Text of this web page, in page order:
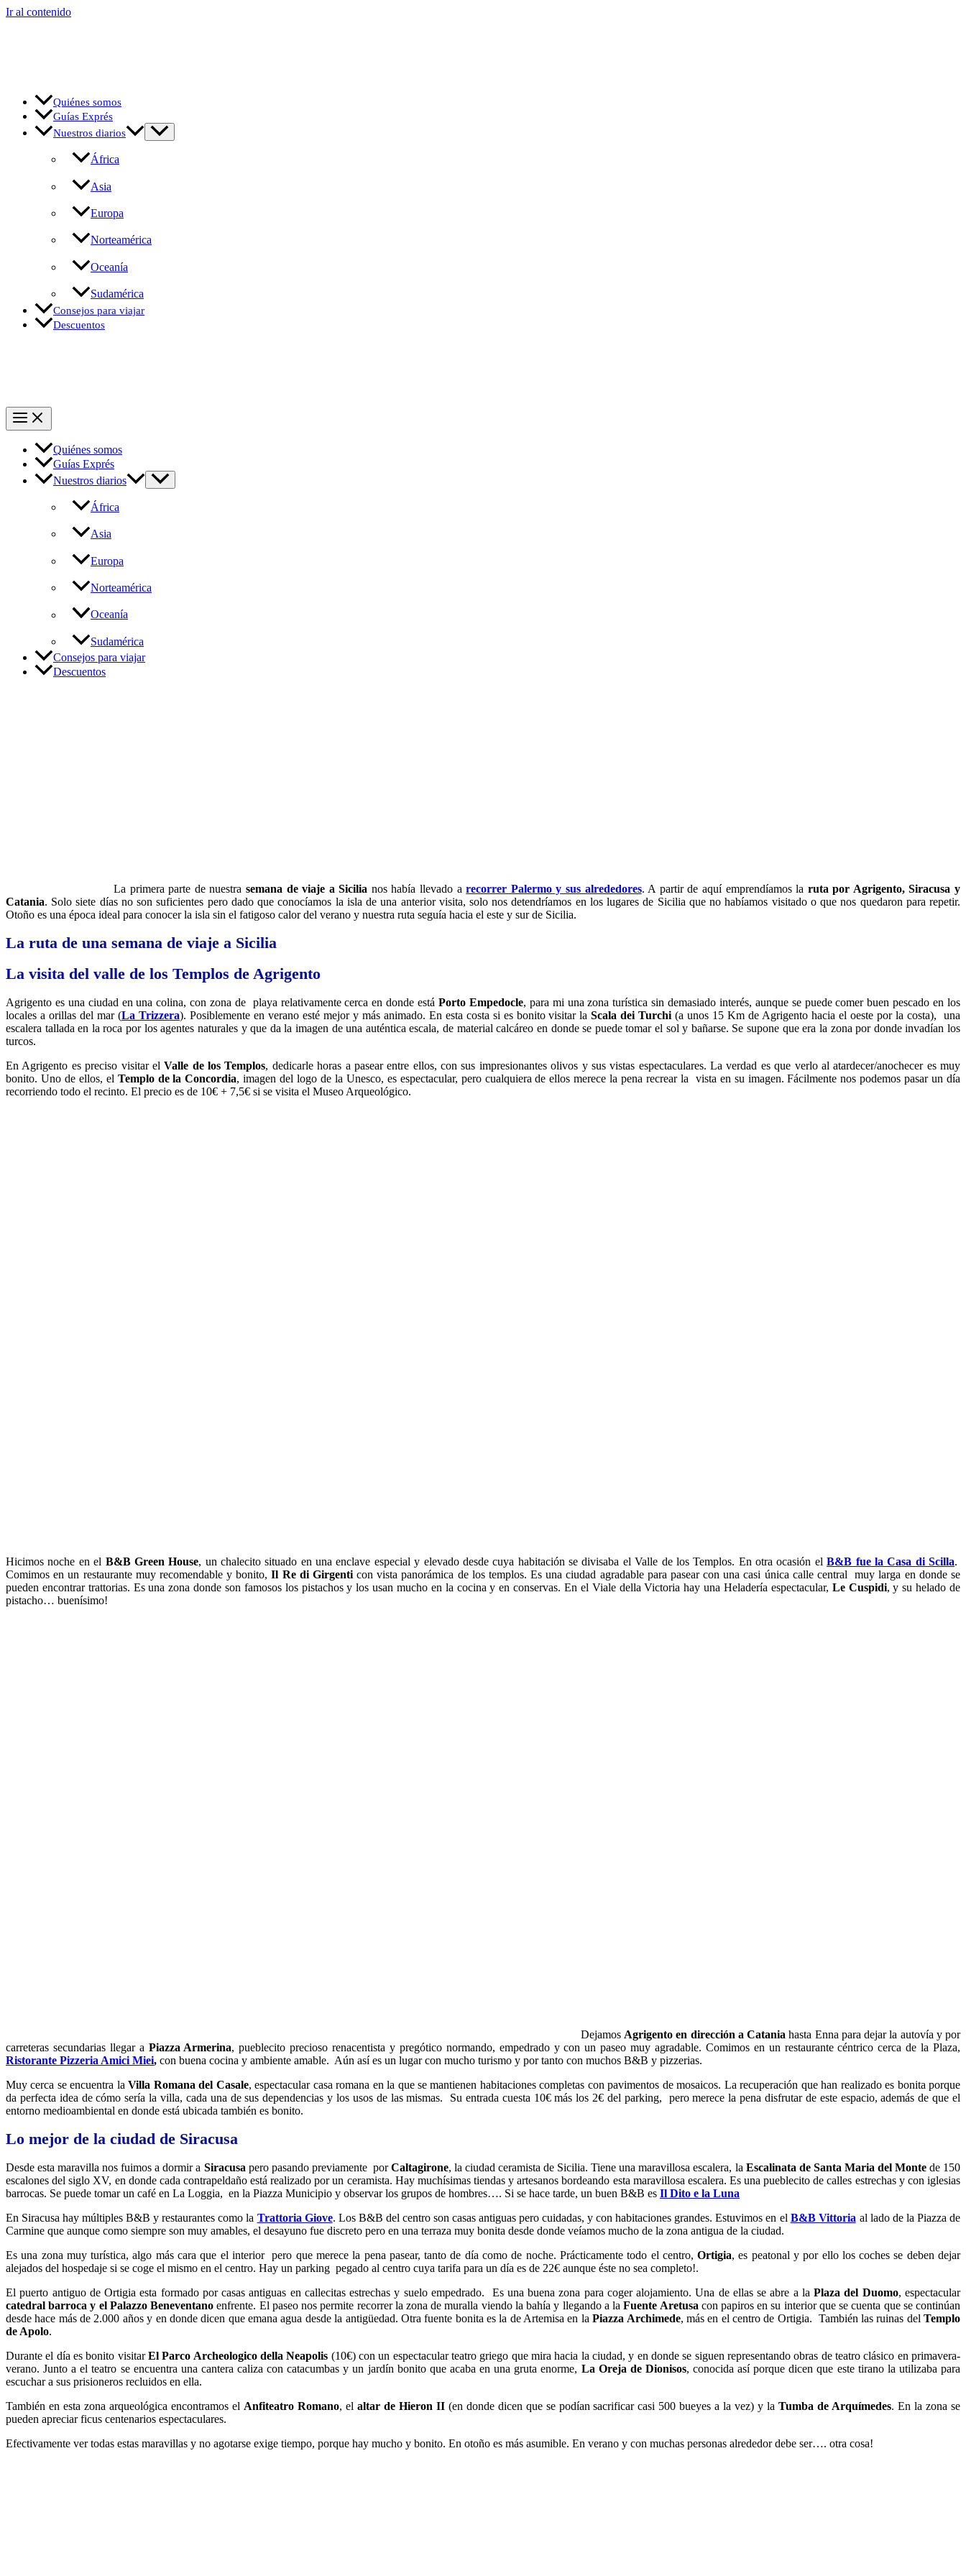
Ir al contenido
Quiénes somos
Guías Exprés
Nuestros diarios
África
Asia
Europa
Norteamérica
Oceanía
Sudamérica
Consejos para viajar
Descuentos
Quiénes somos
Guías Exprés
Nuestros diarios
África
Asia
Europa
Norteamérica
Oceanía
Sudamérica
Consejos para viajar
Descuentos
La primera parte de nuestra semana de viaje a Sicilia nos había llevado arecorrer Palermo y sus alrededores. A partir de aquí emprendíamos la ruta por Agrigento, Siracusa y
Catania. Solo siete días no son suficientes pero dado que conocíamos la isla de una anterior visita, solo nos detendríamos en los lugares de Sicilia que no habíamos visitado o que nos quedaron para repetir.
Otoño es una época ideal para conocer la isla sin el fatigoso calor del verano y nuestra ruta seguía hacia el este y sur de Sicilia.
La ruta de una semana de viaje a Sicilia
La visita del valle de los Templos de Agrigento
Agrigento es una ciudad en una colina, con zona de playa relativamente cerca en donde está Porto Empedocle, para mi una zona turística sin demasiado interés, aunque se puede comer buen pescado en los
locales a orillas del mar (La Trizzera). Posiblemente en verano esté mejor y más animado. En esta costa si es bonito visitar laScala dei Turchi (a unos 15 Km de Agrigento hacia el oeste por la costa), una
escalera tallada en la roca por los agentes naturales y que da la imagen de una auténtica escala, de material calcáreo en donde se puede tomar el sol y bañarse. Se supone que era la zona por donde invadían los
turcos.
En Agrigento es preciso visitar elValle de los Templos, dedicarle horas a pasear entre ellos, con sus impresionantes olivos y sus vistas espectaculares. La verdad es que verlo al atardecer/anochecer es muy
bonito. Uno de ellos, el Templo de la Concordia, imagen del logo de la Unesco, es espectacular, pero cualquiera de ellos merece la pena recrear la vista en su imagen. Fácilmente nos podemos pasar un día
recorriendo todo el recinto. El precio es de 10€ + 7,5€ si se visita el Museo Arqueológico.
Hicimos noche en el B&B Green House, un chalecito situado en una enclave especial y elevado desde cuya habitación se divisaba el Valle de los Templos. En otra ocasión elB&B fue la Casa di Scilla.
Comimos en un restaurante muy recomendable y bonito,Il Re di Girgenticon vista panorámica de los templos. Es una ciudad agradable para pasear con una casi única calle central muy larga en donde se
pueden encontrar trattorias. Es una zona donde son famosos los pistachos y los usan mucho en la cocina y en conservas. En el Viale della Victoria hay una Heladería espectacular, Le Cuspidi, y su helado de
pistacho… buenísimo!
Dejamos Agrigento en dirección a Catania hasta Enna para dejar la autovía y por
carreteras secundarias llegar a Piazza Armerina, pueblecito precioso renacentista y pregótico normando, empedrado y con un paseo muy agradable. Comimos en un restaurante céntrico cerca de la Plaza,
Ristorante Pizzeria Amici Miei, con buena cocina y ambiente amable. Aún así es un lugar con mucho turismo y por tanto con muchos B&B y pizzerias.
Muy cerca se encuentra laVilla Romana del Casale, espectacular casa romana en la que se mantienen habitaciones completas con pavimentos de mosaicos. La recuperación que han realizado es bonita porque
da perfecta idea de cómo sería la villa, cada una de sus dependencias y los usos de las mismas. Su entrada cuesta 10€ más los 2€ del parking, pero merece la pena disfrutar de este espacio, además de que el
entorno medioambiental en donde está ubicada también es bonito.
Lo mejor de la ciudad de Siracusa
Desde esta maravilla nos fuimos a dormir a Siracusa pero pasando previamente porCaltagirone, la ciudad ceramista de Sicilia. Tiene una maravillosa escalera, la Escalinata de Santa Maria del Montede 150
escalones del siglo XV, en donde cada contrapeldaño está realizado por un ceramista. Hay muchísimas tiendas y artesanos bordeando esta maravillosa escalera. Es una pueblecito de calles estrechas y con iglesias
barrocas. Se puede tomar un café en La Loggia, en la Piazza Municipio y observar los grupos de hombres…. Si se hace tarde, un buen B&B es Il Dito e la Luna
En Siracusa hay múltiples B&B y restaurantes como la Trattoria Giove. Los B&B del centro son casas antiguas pero cuidadas, y con habitaciones grandes. Estuvimos en el B&B Vittoria al lado de la Piazza de
Carmine que aunque como siempre son muy amables, el desayuno fue discreto pero en una terraza muy bonita desde donde veíamos mucho de la zona antigua de la ciudad.
Es una zona muy turística, algo más cara que el interior pero que merece la pena pasear, tanto de día como de noche. Prácticamente todo el centro,Ortigia, es peatonal y por ello los coches se deben dejar
alejados del hospedaje si se coge el mismo en el centro. Hay un parking pegado al centro cuya tarifa para un día es de 22€ aunque éste no sea completo!.
El puerto antiguo de Ortigia esta formado por casas antiguas en callecitas estrechas y suelo empedrado. Es una buena zona para coger alojamiento. Una de ellas se abre a laPlaza del Duomo, espectacular
catedral barroca y el Palazzo Beneventano enfrente. El paseo nos permite recorrer la zona de muralla viendo la bahía y llegando a laFuente Aretusa con papiros en su interior que se cuenta que se continúan
desde hace más de 2.000 años y en donde dicen que emana agua desde la antigüedad. Otra fuente bonita es la de Artemisa en laPiazza Archimede, más en el centro de Ortigia. También las ruinas delTemplo
de Apolo.
Durante el día es bonito visitarEl Parco Archeologico della Neapolis (10€) con un espectacular teatro griego que mira hacia la ciudad, y en donde se siguen representando obras de teatro clásico en primavera-
verano. Junto a el teatro se encuentra una cantera caliza con catacumbas y un jardín bonito que acaba en una gruta enorme, La Oreja de Dionisos, conocida así porque dicen que este tirano la utilizaba para
escuchar a sus prisioneros recluidos en ella.
También en esta zona arqueológica encontramos el Anfiteatro Romano, el altar de Hieron II(en donde dicen que se podían sacrificar casi 500 bueyes a la vez) y laTumba de Arquímedes. En la zona se
pueden apreciar ficus centenarios espectaculares.
Efectivamente ver todas estas maravillas y no agotarse exige tiempo, porque hay mucho y bonito. En otoño es más asumible. En verano y con muchas personas alrededor debe ser…. otra cosa!